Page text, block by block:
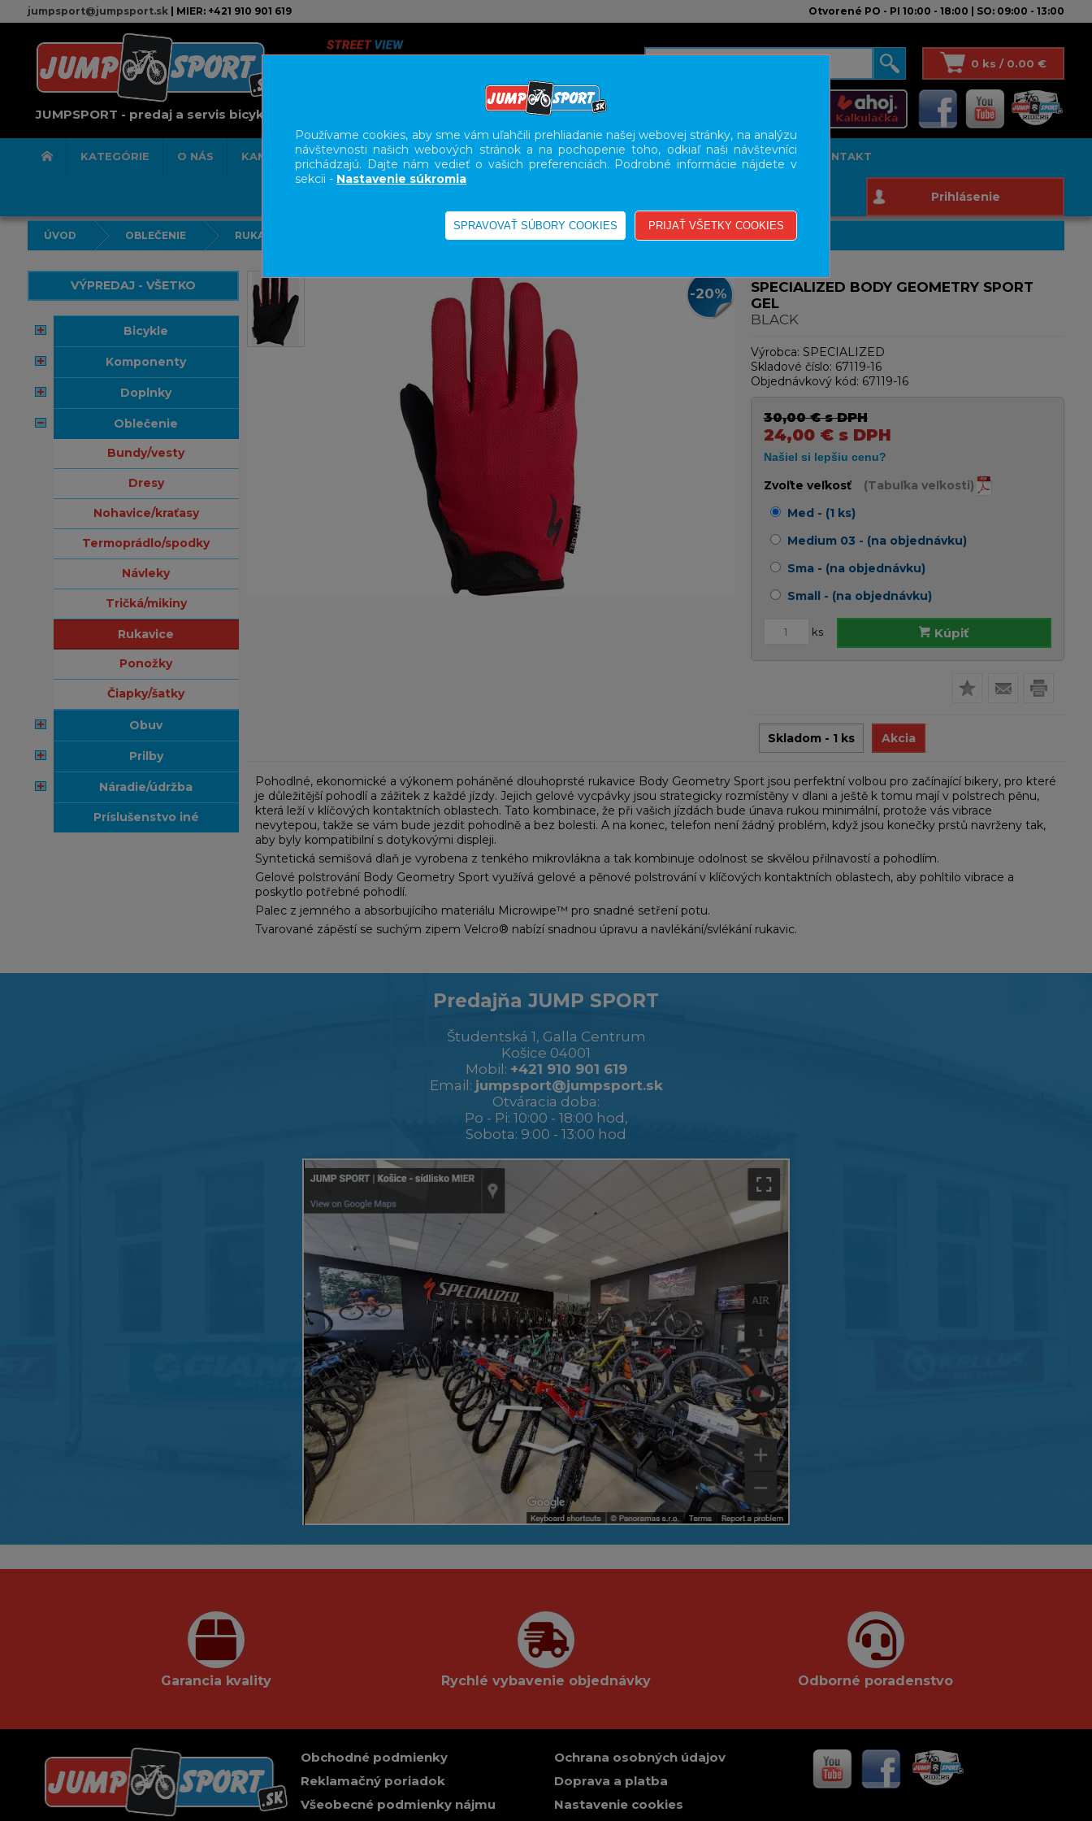
jumpsport@jumpsport.sk| MIER: +421 910 901 619 Otvorené PO - PI 10:00 - 18:00 | SO: 09:00 - 13:00
JUMPSPORT - predaj a servis bicyklov
0 ks / 0.00 €
KATEGÓRIE O NÁS KAMENNÁ PREDAJNA SERVIS SLUŽBY KARIÉRA BODY GEOMETRY FIT STUDIO KONTAKT
Prihlásenie
ÚVOD OBLEČENIE RUKAVICE
VÝPREDAJ - VŠETKO
bicykle
komponenty
doplnky
oblečenie
bundy/vesty
dresy
nohavice/kraťasy
termoprádlo/spodky
návleky
tričká/mikiny
rukavice
ponožky
čiapky/šatky
obuv
prilby
náradie/údržba
príslušenstvo iné
-20%
SPECIALIZED BODY GEOMETRY SPORT
GEL
BLACK
Výrobca: SPECIALIZED
Skladové číslo: 67119-16
Objednávkový kód: 67119-16
30,00 €s DPH
24,00 €s DPH
Zvoľte veľkosť
(Tabuľka veľkosti)
Med - (1 ks)
Medium 03 - (na objednávku)
Sma - (na objednávku)
Small - (na objednávku)
ks Kúpiť
Skladom - 1 ks Akcia
Pohodlné, ekonomické a výkonem poháněné dlouhoprsté rukavice Body Geometry Sport jsou perfektní volbou pro začínající bikery, pro které
je důležitější pohodlí a zážitek z každé jízdy. Jejich gelové vycpávky jsou strategicky rozmístěny v dlani a ještě k tomu mají v polstrech pěnu,
která leží v klíčových kontaktních oblastech. Tato kombinace, že při vašich jízdách bude únava rukou minimální, protože vás vibrace
nevytepou, takže se vám bude jezdit pohodlně a bez bolesti. A na konec, telefon není žádný problém, když jsou konečky prstů navrženy tak,
aby byly kompatibilní s dotykovými displeji.
Syntetická semišová dlaň je vyrobena z tenkého mikrovlákna a tak kombinuje odolnost se skvělou přilnavostí a pohodlím.
Gelové polstrování Body Geometry Sport využívá gelové a pěnové polstrování v klíčových kontaktních oblastech, aby pohltilo vibrace a
poskytlo potřebné pohodlí.
Palec z jemného a absorbujícího materiálu Microwipe™ pro snadné setření potu.
Tvarované zápěstí se suchým zipem Velcro® nabízí snadnou úpravu a navlékání/svlékání rukavic.
Predajňa JUMP SPORT
Študentská 1, Galla Centrum
Košice 04001
Mobil: +421 910 901 619
Email: jumpsport@jumpsport.sk
Otváracia doba:
Po - Pi: 10:00 - 18:00 hod,
Sobota: 9:00 - 13:00 hod
Garancia kvality Rychlé vybavenie objednávky Odborné poradenstvo
Obchodné podmienky
Reklamačný poriadok
Všeobecné podmienky nájmu
Ochrana osobných údajov
Doprava a platba
Nastavenie cookies
Používame cookies, aby sme vám uľahčili prehliadanie našej webovej stránky, na analýzu
návštevnosti našich webových stránok a na pochopenie toho, odkiaľ naši návštevníci
prichádzajú. Dajte nám vedieť o vašich preferenciách. Podrobné informácie nájdete v
sekcii - Nastavenie súkromia